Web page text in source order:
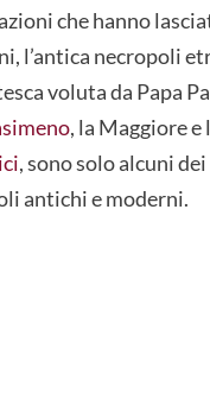
che hanno
l’antica necropoli
voluta da Papa
, la Maggiore
, sono solo alcuni
antichi e moderni.